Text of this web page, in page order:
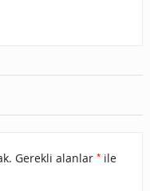
Gerekli alanlar *ile